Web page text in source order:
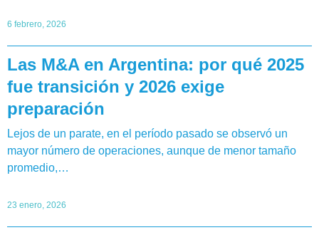
6 febrero, 2026
Las M&A en Argentina: por qué 2025
fue transición y 2026 exige
preparación
Lejos de un parate, en el período pasado se observó un
mayor número de operaciones, aunque de menor tamaño
promedio,…
23 enero, 2026